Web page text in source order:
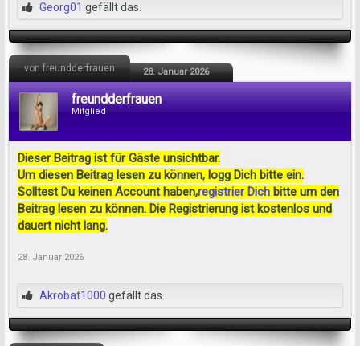
Georg01 gefällt das.
von freundderfrauen 28. Januar 2026
freundderfrauen
Mitglied
Dieser Beitrag ist für Gäste unsichtbar.
Um diesen Beitrag lesen zu können, logg Dich bitte ein.
Solltest Du keinen Account haben,registrier Dich bitte um den
Beitrag lesen zu können. Die Registrierung ist kostenlos und
dauert nicht lang.
28. Januar 2026
Akrobat1000 gefällt das.